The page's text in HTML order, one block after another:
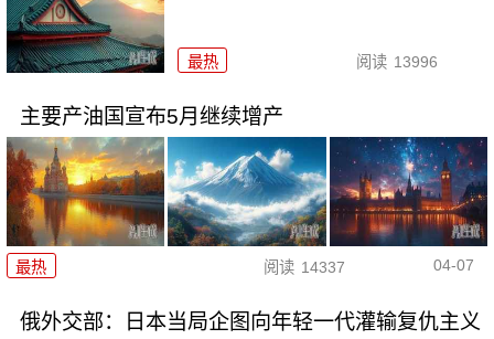
最热 阅读 13996
主要产油国宣布5月继续增产
最热 阅读 14337 04-07
俄外交部：日本当局企图向年轻一代灌输复仇主义